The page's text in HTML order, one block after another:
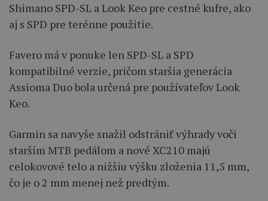
Shimano SPD-SL a Look Keo pre cestné kufre, ako
aj s SPD pre terénne použitie.
Favero má v ponuke len SPD-SL a SPD
kompatibilné verzie, pričom staršia generácia
Assioma Duo bola určená pre používateľov Look
Keo.
Garmin sa navyše snažil odstrániť výhrady voči
starším MTB pedálom a nové XC210 majú
celokovové telo a nižšiu výšku zloženia 11,5 mm,
čo je o 2 mm menej než predtým.